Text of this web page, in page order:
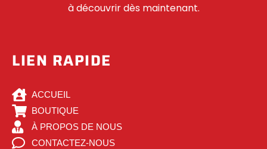
à découvrir dès maintenant.
LIEN RAPIDE
ACCUEIL
BOUTIQUE
À PROPOS DE NOUS
CONTACTEZ-NOUS